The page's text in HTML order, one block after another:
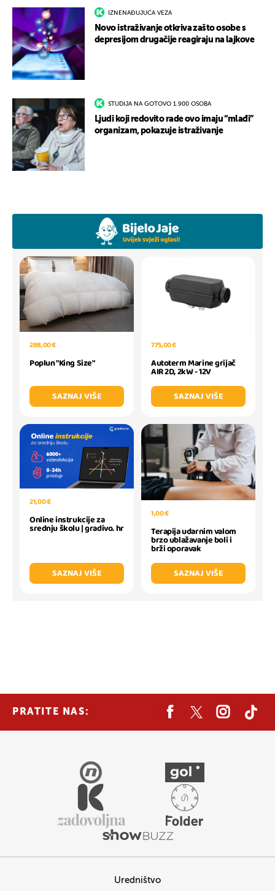
IZNENAĐUJUĆA VEZA
Novo istraživanje otkriva zašto osobe s
depresijom drugačije reagiraju na lajkove
STUDIJA NA GOTOVO 1.900 OSOBA
Ljudi koji redovito rade ovo imaju “mlađi”
organizam, pokazuje istraživanje
288,00 €
Poplun "King Size"
SAZNAJ VIŠE
775,00 €
Autoterm Marine grijač
AIR 2D, 2kW - 12V
SAZNAJ VIŠE
21,00 €
Online instrukcije za
srednju školu | gradivo. hr
SAZNAJ VIŠE
1,00 €
Terapija udarnim valom
brzo ublažavanje boli i
brži oporavak
SAZNAJ VIŠE
PRATITE NAS:
Uredništvo